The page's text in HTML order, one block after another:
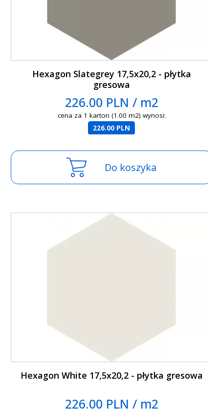
Hexagon Slategrey 17,5x20,2 - płytka
gresowa
226.00 PLN / m2
cena za 1 karton (1.00 m2) wynosi:
226.00 PLN
Do koszyka
Hexagon White 17,5x20,2 - płytka gresowa
226.00 PLN / m2